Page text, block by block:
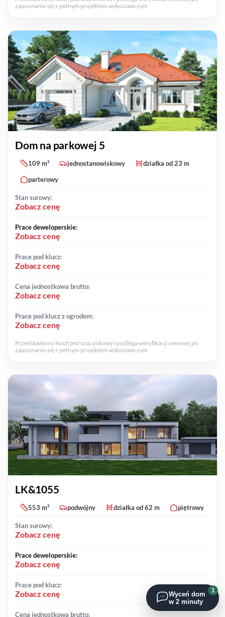
zapoznaniu się z pełnym projektem wykonawczym
Dom na parkowej 5
109 m² jednostanowiskowy
działka od 23 m
parterowy
Stan surowy:
Zobacz cenę
Prace deweloperskie:
Zobacz cenę
Prace pod klucz:
Zobacz cenę
Cena jednostkowa brutto:
Zobacz cenę
Prace pod klucz z ogrodem:
Zobacz cenę
Przedstawiony koszt jest szacunkowy i podlega weryfikacji cenowej po
zapoznaniu się z pełnym projektem wykonawczym
LK&1055
553 m² podwójny działka od 62 m piętrowy
Stan surowy:
Zobacz cenę
Prace deweloperskie:
Zobacz cenę
Prace pod klucz:
Zobacz cenę
Cena jednostkowa brutto:
1
Wyceń dom
w 2 minuty